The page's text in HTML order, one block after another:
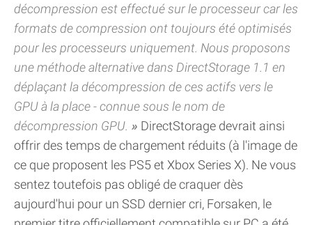
décompression est effectué sur le processeur car les
formats de compression ont toujours été optimisés
pour les processeurs uniquement. Nous proposons
une méthode alternative dans DirectStorage 1.1 en
déplaçant la décompression de ces actifs vers le
GPU à la place - connue sous le nom de
décompression GPU.
DirectStorage devrait ainsi
offrir des temps de chargement réduits (à l'image de
ce que proposent les PS5 et Xbox Series X). Ne vous
sentez toutefois pas obligé de craquer dès
aujourd'hui pour un SSD dernier cri, Forsaken, le